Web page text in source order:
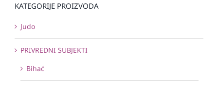
KATEGORIJE PROIZVODA
Judo
PRIVREDNI SUBJEKTI
Bihać